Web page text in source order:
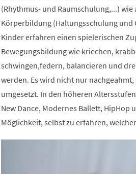
(Rhythmus- und Raumschulung,...) wie
Körperbildung (Haltungsschulung
Kinder erfahren einen spielerischen
Bewegungsbildung wie kriechen,
schwingen,federn, balancieren und
werden. Es wird nicht nur
umgesetzt. In den höheren
New Dance, Modernes Ballett,
Möglichkeit, selbst zu erfahren,